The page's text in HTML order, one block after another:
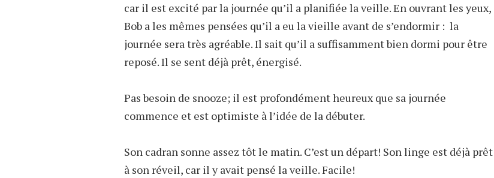
car il est excité par la journée qu’il a planifiée la veille. En ouvrant les yeux,
Bob a les mêmes pensées qu’il a eu la vieille avant de s’endormir : la
journée sera très agréable. Il sait qu’il a suffisamment bien dormi pour être
reposé. Il se sent déjà prêt, énergisé.
Pas besoin de snooze; il est profondément heureux que sa journée
commence et est optimiste à l’idée de la débuter.
Son cadran sonne assez tôt le matin. C’est un départ! Son linge est déjà prêt
à son réveil, car il y avait pensé la veille. Facile!